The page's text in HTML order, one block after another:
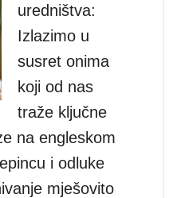
uredništva:
Izlazimo u
susret onima
koji od nas
traže ključne
na engleskom
i odluke
mješovito